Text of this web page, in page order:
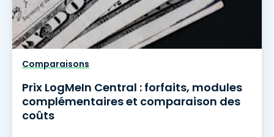
Comparaisons
Prix LogMeIn Central : forfaits, modules
complémentaires et comparaison des
coûts